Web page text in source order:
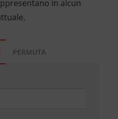
in alcun
PERMUTA